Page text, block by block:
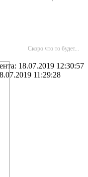
Скоро что то будет...
18.07.2019 12:30:57
11:29:28